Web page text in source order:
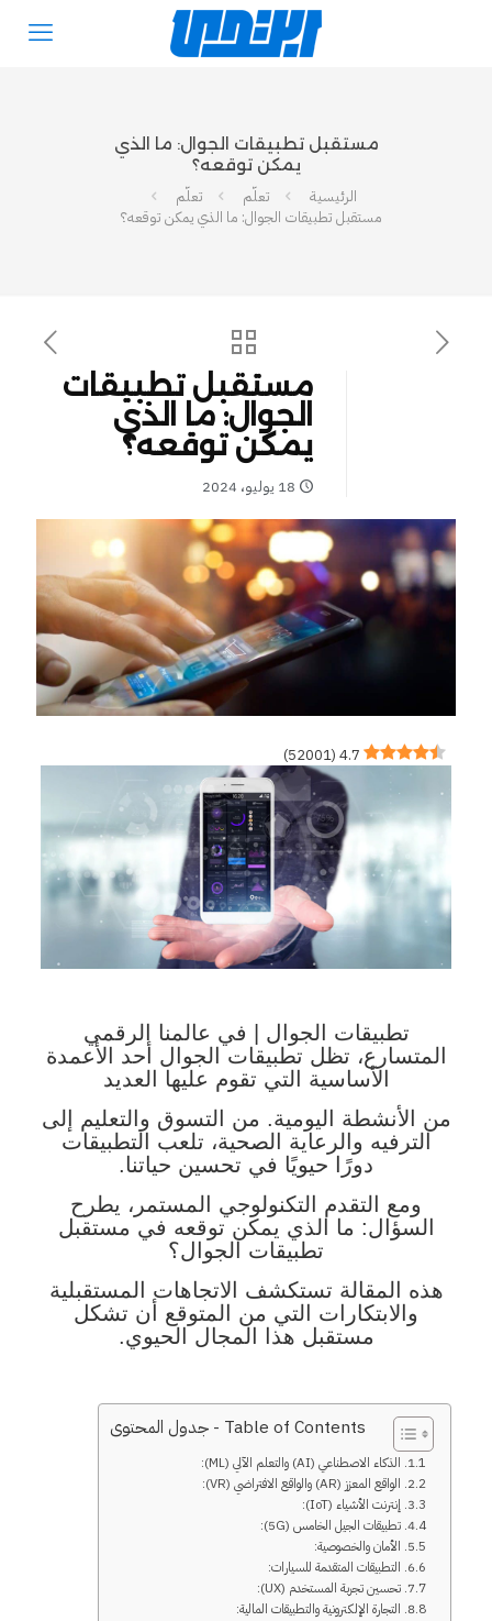
مستقبل تطبيقات الجوال: ما الذي
يمكن توقعه؟
الرئيسية
تعلّم
تعلّم
مستقبل تطبيقات الجوال: ما الذي يمكن توقعه؟
مستقبل تطبيقات
الجوال: ما الذي
يمكن توقعه؟
18 يوليو، 2024
4.7
(
52001
)
تطبيقات الجوال | في عالمنا الرقمي
المتسارع، تظل تطبيقات الجوال أحد الأعمدة
الأساسية التي تقوم عليها العديد
من الأنشطة اليومية. من التسوق والتعليم إلى
الترفيه والرعاية الصحية، تلعب التطبيقات
دورًا حيويًا في تحسين حياتنا.
ومع التقدم التكنولوجي
المستمر، يطرح
السؤال: ما الذي يمكن توقعه في مستقبل
تطبيقات الجوال؟
هذه المقالة تستكشف الاتجاهات المستقبلية
والابتكارات التي من المتوقع أن تشكل
مستقبل هذا المجال الحيوي.
Table of Contents - جدول المحتوى
1. الذكاء الاصطناعي (AI) والتعلم الآلي (ML):
2. الواقع المعزز (AR) والواقع الافتراضي (VR):
3. إنترنت الأشياء (IoT):
4. تطبيقات الجيل الخامس (5G):
5. الأمان والخصوصية:
6. التطبيقات المتقدمة للسيارات:
7. تحسين تجربة المستخدم (UX):
8. التجارة الإلكترونية والتطبيقات المالية: